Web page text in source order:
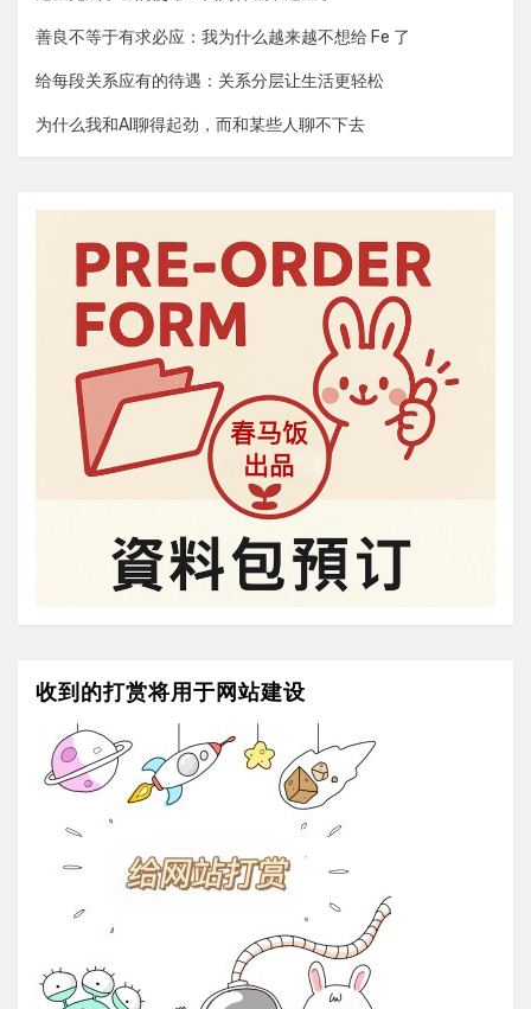
善良不等于有求必应：我为什么越来越不想给 Fe 了
给每段关系应有的待遇：关系分层让生活更轻松
为什么我和AI聊得起劲，而和某些人聊不下去
收到的打赏将用于网站建设